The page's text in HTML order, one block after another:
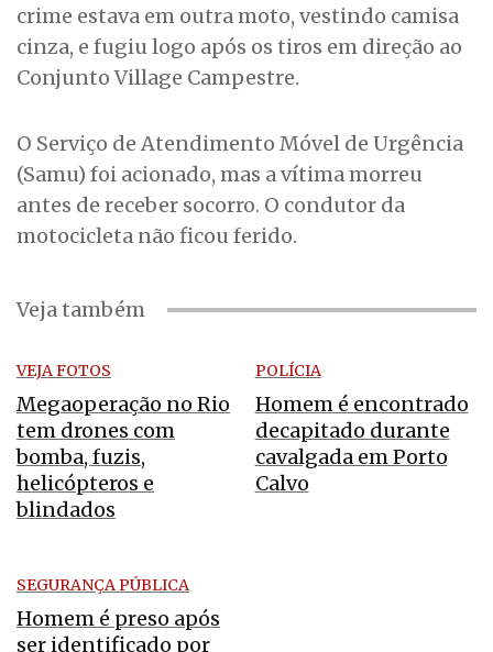
crime estava em outra moto, vestindo camisa
cinza, e fugiu logo após os tiros em direção ao
Conjunto Village Campestre.
O Serviço de Atendimento Móvel de Urgência
(Samu) foi acionado, mas a vítima morreu
antes de receber socorro. O condutor da
motocicleta não ficou ferido.
Veja também
VEJA FOTOS
Megaoperação no Rio
tem drones com
bomba, fuzis,
helicópteros e
blindados
POLÍCIA
Homem é encontrado
decapitado durante
cavalgada em Porto
Calvo
SEGURANÇA PÚBLICA
Homem é preso após
ser identificado por